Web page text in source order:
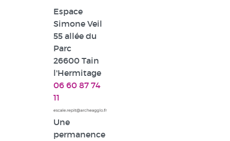
Espace
Simone Veil
55 allée du
Parc
26600 Tain
l'Hermitage
06 60 87 74
11
Une
permanence